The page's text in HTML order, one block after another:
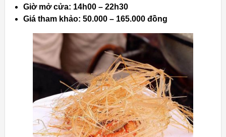
Giờ mở cửa: 14h00 – 22h30
Giá tham khảo: 50.000 – 165.000 đồng